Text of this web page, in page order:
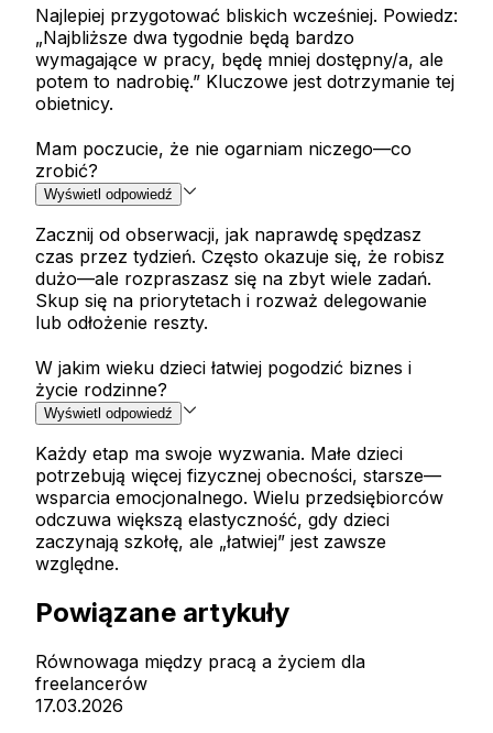
Najlepiej przygotować bliskich wcześniej. Powiedz:
„Najbliższe dwa tygodnie będą bardzo
wymagające w pracy, będę mniej dostępny/a, ale
potem to nadrobię.” Kluczowe jest dotrzymanie tej
obietnicy.
Mam poczucie, że nie ogarniam niczego—co
zrobić?
Wyświetl odpowiedź
Zacznij od obserwacji, jak naprawdę spędzasz
czas przez tydzień. Często okazuje się, że robisz
dużo—ale rozpraszasz się na zbyt wiele zadań.
Skup się na priorytetach i rozważ delegowanie
lub odłożenie reszty.
W jakim wieku dzieci łatwiej pogodzić biznes i
życie rodzinne?
Wyświetl odpowiedź
Każdy etap ma swoje wyzwania. Małe dzieci
potrzebują więcej fizycznej obecności, starsze—
wsparcia emocjonalnego. Wielu przedsiębiorców
odczuwa większą elastyczność, gdy dzieci
zaczynają szkołę, ale „łatwiej” jest zawsze
względne.
Powiązane artykuły
Równowaga między pracą a życiem dla
freelancerów
17.03.2026